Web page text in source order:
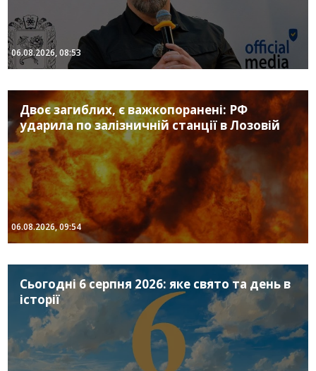
06.08.2026, 08:53
Двоє загиблих, є важкопоранені: РФ
ударила по залізничній станції в Лозовій
06.08.2026, 09:54
Сьогодні 6 серпня 2026: яке свято та день в
історії